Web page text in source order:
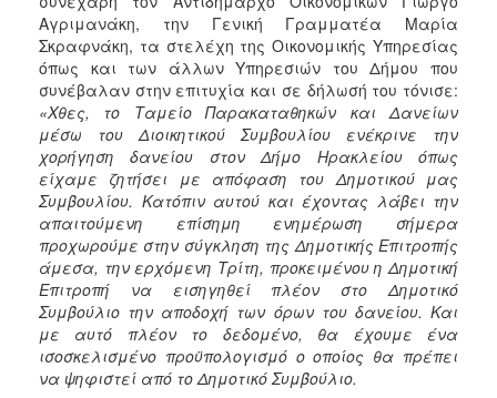
ΤΟΠΟΣ
ΠΟΛΙΤΙΣΜΟΣ
ΑΝΘΕΚΤΙΚΗ
ΠΟΛΗ
Αγριμανάκη, την Γενική Γραμματέα Μαρία
Σκραφνάκη, τα στελέχη της Οικονομικής Υπηρεσίας
όπως και των άλλων Υπηρεσιών του Δήμου που
συνέβαλαν στην επιτυχία και σε δήλωσή του τόνισε:
«Χθες, το Ταμείο Παρακαταθηκών και Δανείων
μέσω του Διοικητικού Συμβουλίου ενέκρινε την
χορήγηση δανείου στον Δήμο Ηρακλείου όπως
είχαμε ζητήσει με απόφαση του Δημοτικού μας
Συμβουλίου. Κατόπιν αυτού και έχοντας λάβει την
απαιτούμενη επίσημη ενημέρωση σήμερα
προχωρούμε στην σύγκληση της Δημοτικής Επιτροπής
άμεσα, την ερχόμενη Τρίτη, προκειμένου η Δημοτική
Επιτροπή να εισηγηθεί πλέον στο Δημοτικό
Συμβούλιο την αποδοχή των όρων του δανείου. Και
με αυτό πλέον το δεδομένο, θα έχουμε ένα
ισοσκελισμένο προϋπολογισμό ο οποίος θα πρέπει
να ψηφιστεί από το Δημοτικό Συμβούλιο.